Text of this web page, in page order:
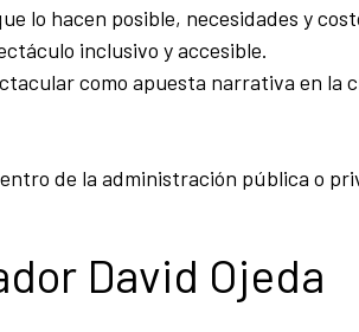
lo hacen posible, necesidades y
inclusivo y accesible.
como apuesta narrativa en la
de la administración pública o
David Ojeda